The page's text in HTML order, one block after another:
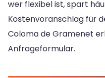
wer flexibel ist, spart
Kostenvoranschlag für
Coloma de Gramenet
Anfrageformular.